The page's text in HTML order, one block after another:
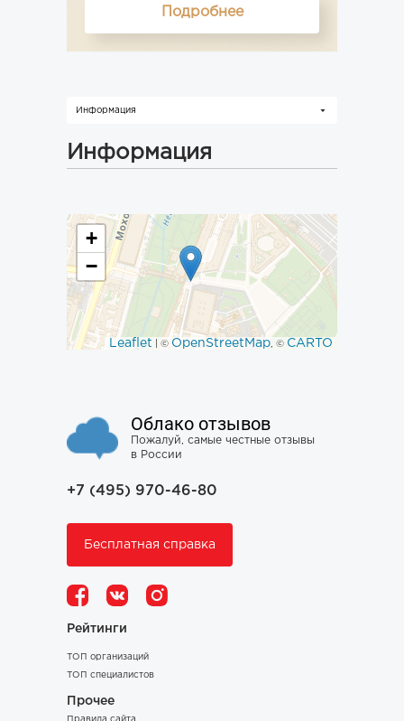
Подробнее
Информация
Информация
+
−
Leaflet | © OpenStreetMap, © CARTO
Облако отзывов
Пожалуй, самые честные отзывы
в России
+7 (495) 970-46-80
Бесплатная справка
Рейтинги
ТОП организаций
ТОП специалистов
Прочее